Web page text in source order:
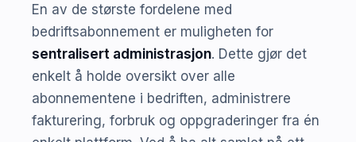
En av de største fordelene med
bedriftsabonnement er muligheten for
sentralisert administrasjon. Dette gjør det
enkelt å holde oversikt over alle
abonnementene i bedriften, administrere
fakturering, forbruk og oppgraderinger fra én